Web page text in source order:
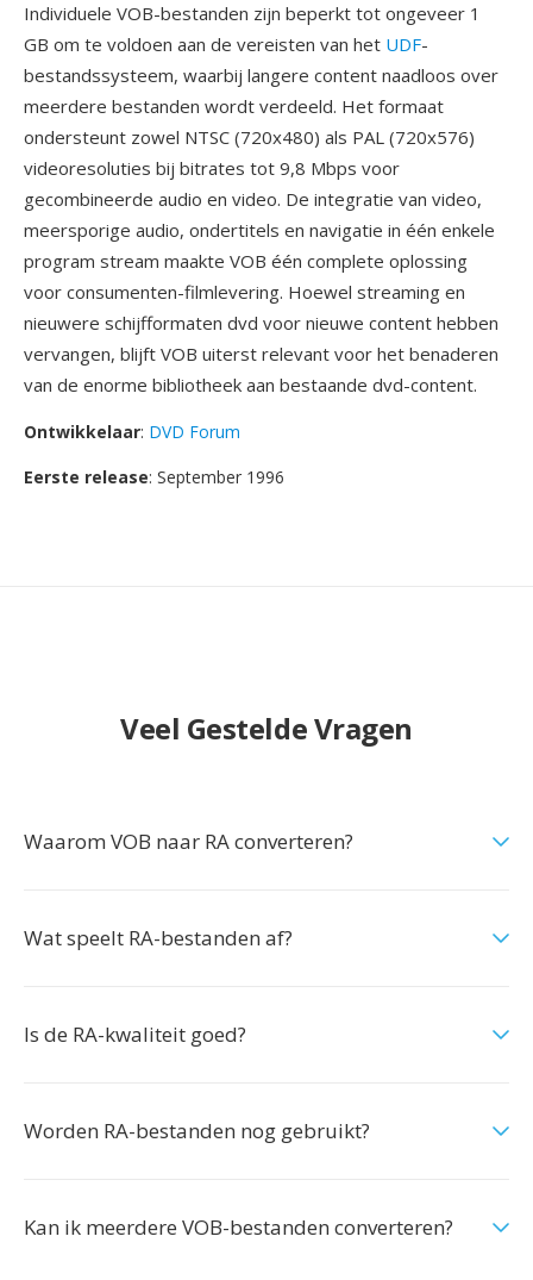
Individuele VOB-bestanden zijn beperkt tot ongeveer 1
GB om te voldoen aan de vereisten van het UDF-
bestandssysteem, waarbij langere content naadloos over
meerdere bestanden wordt verdeeld. Het formaat
ondersteunt zowel NTSC (720x480) als PAL (720x576)
videoresoluties bij bitrates tot 9,8 Mbps voor
gecombineerde audio en video. De integratie van video,
meersporige audio, ondertitels en navigatie in één enkele
program stream maakte VOB één complete oplossing
voor consumenten-filmlevering. Hoewel streaming en
nieuwere schijfformaten dvd voor nieuwe content hebben
vervangen, blijft VOB uiterst relevant voor het benaderen
van de enorme bibliotheek aan bestaande dvd-content.
Ontwikkelaar: DVD Forum
Eerste release: September 1996
Veel Gestelde Vragen
Waarom VOB naar RA converteren?
Wat speelt RA-bestanden af?
Is de RA-kwaliteit goed?
Worden RA-bestanden nog gebruikt?
Kan ik meerdere VOB-bestanden converteren?